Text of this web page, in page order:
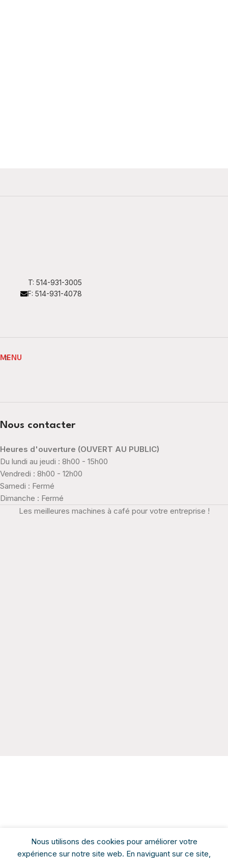
T: 514-931-3005
F: 514-931-4078
MENU
Nous contacter
Heures d'ouverture (OUVERT AU PUBLIC)
Du lundi au jeudi : 8h00 - 15h00
Vendredi : 8h00 - 12h00
Samedi : Fermé
Dimanche : Fermé
Les meilleures machines à café pour votre entreprise !
Nous utilisons des cookies pour améliorer votre
expérience sur notre site web. En naviguant sur ce site,